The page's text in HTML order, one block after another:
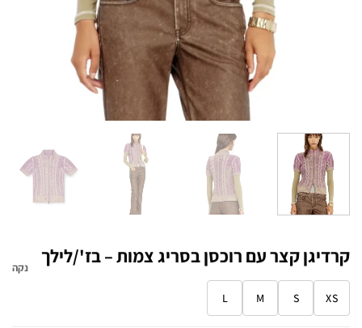
קרדיגן קצר עם רוכסן בסריג צמות – בז'/לילך
XS
S
M
L
נקה